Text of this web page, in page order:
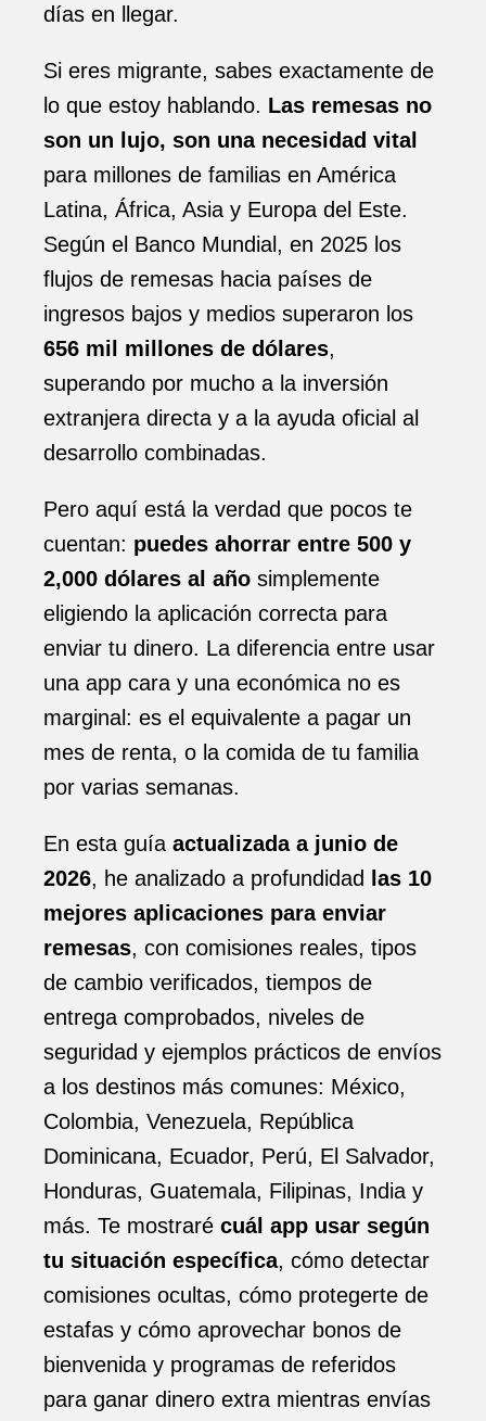
días en llegar.
Si eres migrante, sabes exactamente de
lo que estoy hablando. Las remesas no
son un lujo, son una necesidad vital
para millones de familias en América
Latina, África, Asia y Europa del Este.
Según el Banco Mundial, en 2025 los
flujos de remesas hacia países de
ingresos bajos y medios superaron los
656 mil millones de dólares,
superando por mucho a la inversión
extranjera directa y a la ayuda oficial al
desarrollo combinadas.
Pero aquí está la verdad que pocos te
cuentan: puedes ahorrar entre 500 y
2,000 dólares al año simplemente
eligiendo la aplicación correcta para
enviar tu dinero. La diferencia entre usar
una app cara y una económica no es
marginal: es el equivalente a pagar un
mes de renta, o la comida de tu familia
por varias semanas.
En esta guía actualizada a junio de
2026, he analizado a profundidad
las 10
mejores aplicaciones para enviar
remesas, con comisiones reales, tipos
de cambio verificados, tiempos de
entrega comprobados, niveles de
seguridad y ejemplos prácticos de envíos
a los destinos más comunes: México,
Colombia, Venezuela, República
Dominicana, Ecuador, Perú, El Salvador,
Honduras, Guatemala, Filipinas, India y
más. Te mostraré cuál app usar según
tu situación específica, cómo detectar
comisiones ocultas, cómo protegerte de
estafas y cómo aprovechar bonos de
bienvenida y programas de referidos
para ganar dinero extra mientras envías